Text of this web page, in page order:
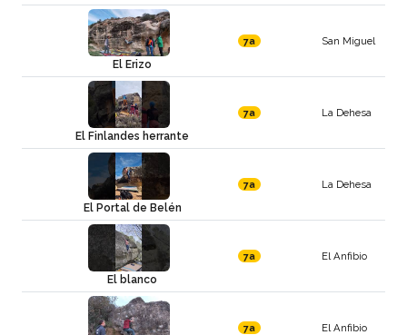
El Erizo
7a San Miguel
El Finlandes herrante
7a La Dehesa
El Portal de Belén
7a La Dehesa
El blanco
7a El Anfibio
7a El Anfibio